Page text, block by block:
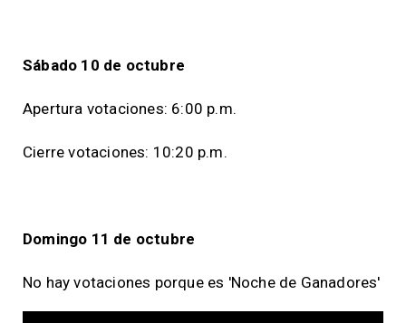
Sábado 10 de octubre
Apertura votaciones: 6:00 p.m.
Cierre votaciones: 10:20 p.m.
Domingo 11 de octubre
No hay votaciones porque es 'Noche de Ganadores'